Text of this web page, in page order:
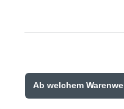
Ab welchem